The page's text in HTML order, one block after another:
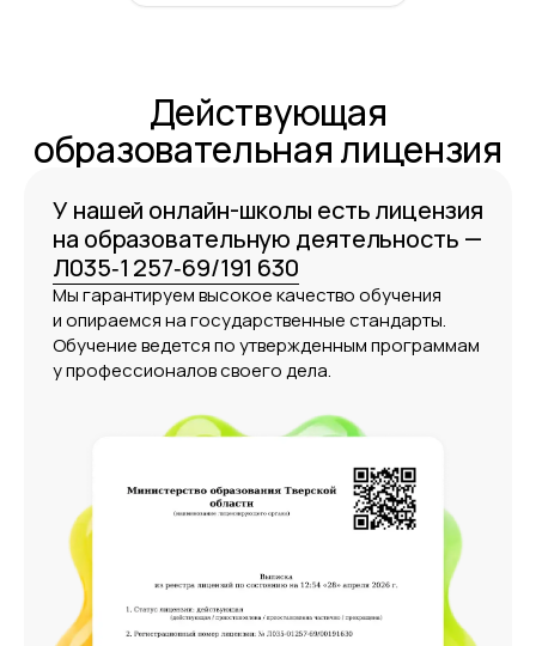
Отмена и перенос за 4 часа бесплатно
Безлимитная заморозка
Замена курса бесплатно
100 занятий
€20за занятие
€2000 / абонемент
Длительность занятия: 55 минут
Отмена и перенос за 4 часа бесплатно
Замена курса бесплатно
Действующая
образовательная лицензия
У нашей онлайн-школы есть лицензия
на образова­тель­ную деятельность —
Л035‑1 257‑69/191 630
Мы гарантируем высокое качество обучения
и опираемся на государственные стандарты.
Обучение ведется по утвержденным программам
у профессионалов своего дела.